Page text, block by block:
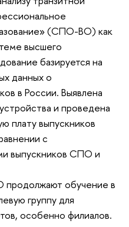
(СПО-ВО) как
высшего
базируется на
данных о
в России. Выявлена
и проведена
плату выпускников
с
выпускников СПО и
обучение в
группу для
особенно филиалов.